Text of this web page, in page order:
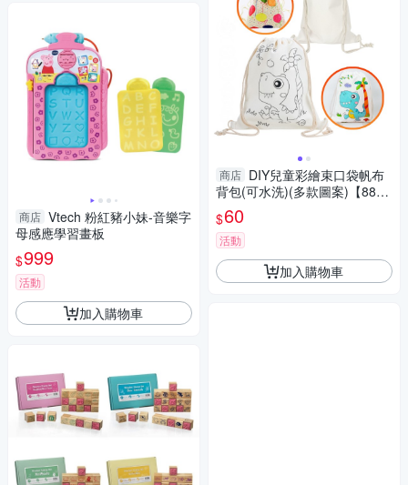
商店 Vtech 粉紅豬小妹-音樂字
母感應學習畫板
$999
活動
加入購物車
商店 DIY兒童彩繪束口袋帆布
背包(可水洗)(多款圖案)【888
便利購】
$60
活動
加入購物車